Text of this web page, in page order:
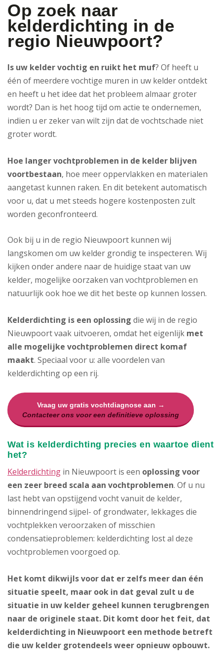
Op zoek naar
kelderdichting in de
regio Nieuwpoort?
Is uw kelder vochtig en ruikt het muf? Of heeft u
één of meerdere vochtige muren in uw kelder ontdekt
en heeft u het idee dat het probleem almaar groter
wordt? Dan is het hoog tijd om actie te ondernemen,
indien u er zeker van wilt zijn dat de vochtschade niet
groter wordt.
Hoe langer vochtproblemen in de kelder blijven
voortbestaan, hoe meer oppervlakken en materialen
aangetast kunnen raken. En dit betekent automatisch
voor u, dat u met steeds hogere kostenposten zult
worden geconfronteerd.
Ook bij u in de regio Nieuwpoort kunnen wij
langskomen om uw kelder grondig te inspecteren. Wij
kijken onder andere naar de huidige staat van uw
kelder, mogelijke oorzaken van vochtproblemen en
natuurlijk ook hoe we dit het beste op kunnen lossen.
Kelderdichting is een oplossing die wij in de regio
Nieuwpoort vaak uitvoeren, omdat het eigenlijk met
alle mogelijke vochtproblemen direct komaf
maakt. Speciaal voor u: alle voordelen van
kelderdichting op een rij.
Vraag uw gratis vochtdiagnose aan →
Contacteer ons voor een definitieve oplossing
Wat is kelderdichting precies en waartoe dient
het?
Kelderdichting in Nieuwpoort is een oplossing voor
een zeer breed scala aan vochtproblemen. Of u nu
last hebt van opstijgend vocht vanuit de kelder,
binnendringend sijpel- of grondwater, lekkages die
vochtplekken veroorzaken of misschien
condensatieproblemen: kelderdichting lost al deze
vochtproblemen voorgoed op.
Het komt dikwijls voor dat er zelfs meer dan één
situatie speelt, maar ook in dat geval zult u de
situatie in uw kelder geheel kunnen terugbrengen
naar de originele staat. Dit komt door het feit, dat
kelderdichting in Nieuwpoort een methode betreft
die uw kelder grotendeels weer opnieuw opbouwt.